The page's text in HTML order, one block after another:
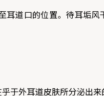
道口的位置。待耳垢风
于外耳道皮肤所分泌出来